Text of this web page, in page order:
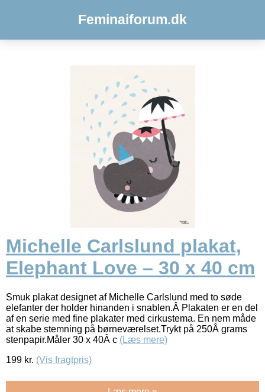
Feminaiforum.dk
Michelle Carlslund plakat,
Elephant Love – 30 x 40 cm
Smuk plakat designet af Michelle Carlslund med to søde
elefanter der holder hinanden i snablen.Â Plakaten er en del
af en serie med fine plakater med cirkustema. En nem måde
at skabe stemning på børneværelset.Trykt på 250Â grams
stenpapir.Måler 30 x 40Â c (Læs mere)
199 kr. (Vis fragtpris)